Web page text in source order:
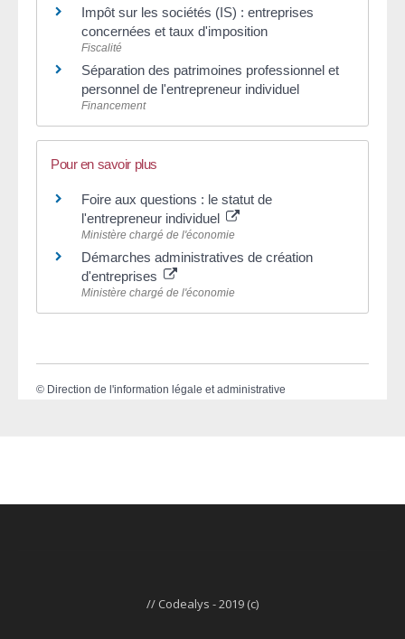
Impôt sur les sociétés (IS) : entreprises
concernées et taux d'imposition
Fiscalité
Séparation des patrimoines professionnel et
personnel de l'entrepreneur individuel
Financement
Pour en savoir plus
Foire aux questions : le statut de
l'entrepreneur individuel
Ministère chargé de l'économie
Démarches administratives de création
d'entreprises
Ministère chargé de l'économie
© Direction de l'information légale et administrative
// Codealys - 2019 (c)